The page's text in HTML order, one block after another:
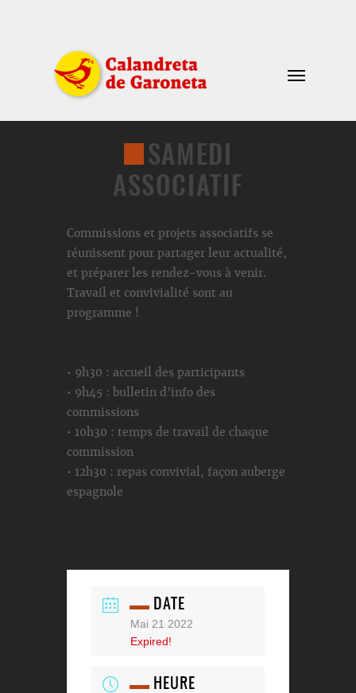
SAMEDI
ASSOCIATIF
Commissions et projets associatifs se
réunissent pour partager leur actualité,
et préparer les rendez-vous à venir.
Travail et convivialité sont au
programme !
• 9h30 : accueil des participants
• 9h45 : bulletin d’info des
commissions
• 10h30 : temps de travail de chaque
commission
• 12h30 : repas convivial, façon auberge
espagnole
DATE
Mai 21 2022
Expired!
HEURE